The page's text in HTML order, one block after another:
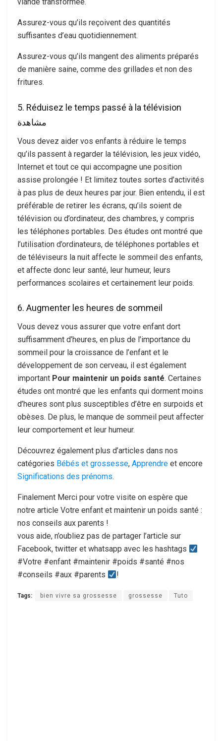
Assurez-vous qu’ils reçoivent des quantités
suffisantes d’eau quotidiennement.
Assurez-vous qu’ils mangent des aliments préparés
de manière saine, comme des grillades et non des
fritures.
5. Réduisez le temps passé à la télévision
مشاهدة
Vous devez aider vos enfants à réduire le temps
qu’ils passent à regarder la télévision, les jeux vidéo,
Internet et tout ce qui accompagne une position
assise prolongée ! Et limitez toutes sortes d’activités
à pas plus de deux heures par jour. Bien entendu, il est
préférable de retirer les écrans, qu’ils soient de
télévision ou d’ordinateur, des chambres, y compris
les téléphones portables. Des études ont montré que
l’utilisation d’ordinateurs, de téléphones portables et
de téléviseurs la nuit affecte le sommeil des enfants,
et affecte donc leur santé, leur humeur, leurs
performances scolaires et certainement leur poids.
6. Augmenter les heures de sommeil
Vous devez vous assurer que votre enfant dort
suffisamment d’heures, en plus de l’importance du
sommeil pour la croissance de l’enfant et le
développement de son cerveau, il est également
important Pour maintenir un poids santé. Certaines
études ont montré que les enfants qui dorment moins
d’heures sont plus susceptibles d’être en surpoids et
obèses. De plus, le manque de sommeil peut affecter
leur comportement et leur humeur.
Découvrez également plus d’articles dans nos
catégories Bébés et grossesse, Apprendre et encore
Significations des prénoms.
Finalement Merci pour votre visite on espère que
notre article Votre enfant et maintenir un poids santé :
nos conseils aux parents !
vous aide, n’oubliez pas de partager l’article sur
Facebook, twitter et whatsapp avec les hashtags
#Votre #enfant #maintenir #poids #santé #nos
#conseils #aux #parents
!
Tags: bien vivre sa grossesse grossesse Tuto